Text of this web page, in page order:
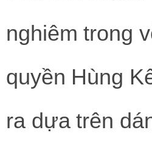
nghiêm trong
quyền Hùng
ra dựa trên